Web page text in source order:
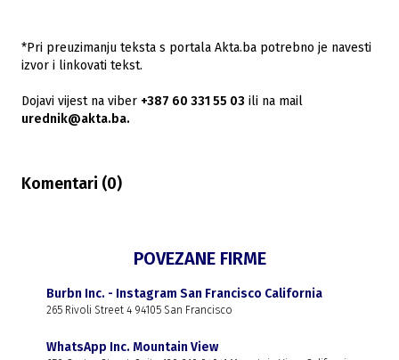
*Pri preuzimanju teksta s portala Akta.ba potrebno je navesti
izvor i linkovati tekst.
Dojavi vijest na viber +387 60 331 55 03 ili na mail
urednik@akta.ba.
Komentari (0)
POVEZANE FIRME
Burbn Inc. - Instagram San Francisco California
265 Rivoli Street 4 94105 San Francisco
WhatsApp Inc. Mountain View